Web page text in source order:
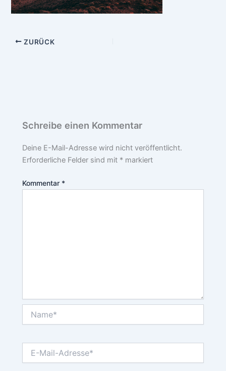
ZURÜCK
Schreibe einen Kommentar
Deine E-Mail-Adresse wird nicht veröffentlicht.
Erforderliche Felder sind mit * markiert
Kommentar *
Mail-